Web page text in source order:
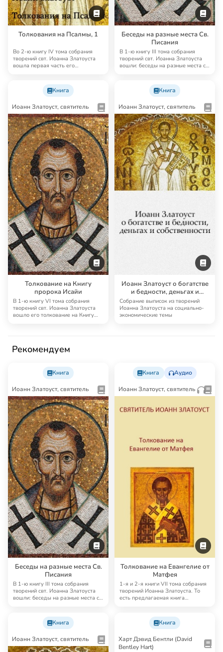
Толкования на Псалмы, 1
Во 2-ю книгу IV тома собрания
творений свт. Иоанна Златоуста
вошла первая часть его
Беседы на разные места Св.
Писания
В 1-ю книгу III тома собрания
творений свт. Иоанна Златоуста
вошли: беседы на разные места св.
Книга
Иоанн Златоуст, святитель
Толкование на Книгу
пророка Исайи
В 1-ю книгу VI тома собрания
творений свт. Иоанна Златоуста
вошло его толкование на Книгу
Книга
Иоанн Златоуст, святитель
Иоанн Златоуст о богатстве
и бедности, деньгах и
собственности
Собрание выписок из творений
Иоанна Златоуста на социально-
экономические темы
Рекомендуем
Книга
Иоанн Златоуст, святитель
Беседы на разные места Св.
Писания
В 1-ю книгу III тома собрания
творений свт. Иоанна Златоуста
вошли: беседы на разные места св.
Книга Аудио
Иоанн Златоуст, святитель
Толкование на Евангелие от
Матфея
1-я и 2-я книги VII тома собрания
творений Иоанна Златоуста. То
есть предлагаемая книга
Книга
Иоанн Златоуст, святитель
Книга
Харт Дэвид Бентли (David
Bentley Hart)